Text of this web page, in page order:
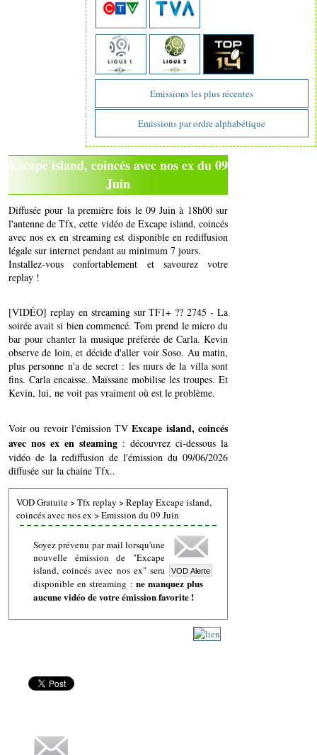
Emissions les plus récentes
Emissions par ordre alphabétique
Excape island, coincés avec nos ex du 09
Juin
Diffusée pour la première fois le 09 Juin à 18h00 sur
l'antenne de Tfx, cette vidéo de Excape island, coincés
avec nos ex en streaming est disponible en rediffusion
légale sur internet pendant au minimum 7 jours.
Installez-vous confortablement et savourez votre
replay !
[VIDÉO] replay en streaming sur TF1+ ?? 2745 - La
soirée avait si bien commencé. Tom prend le micro du
bar pour chanter la musique préférée de Carla. Kevin
observe de loin, et décide d'aller voir Soso. Au matin,
plus personne n'a de secret : les murs de la villa sont
fins. Carla encaisse. Maïssane mobilise les troupes. Et
Kevin, lui, ne voit pas vraiment où est le problème.
Voir ou revoir l'émission TVExcape island, coincés
avec nos ex en steaming : découvrez ci-dessous la
vidéo de la rediffusion de l'émission du 09/06/2026
diffusée sur la chaine Tfx..
VOD Gratuite>Tfx replay >Replay Excape island,
coincés avec nos ex >Emission du 09 Juin
Soyez prévenu par mail lorsqu'une
nouvelle émission de "Excape
island, coincés avec nos ex" sera
disponible en streaming : ne manquez plus
aucune vidéo de votre émission favorite !